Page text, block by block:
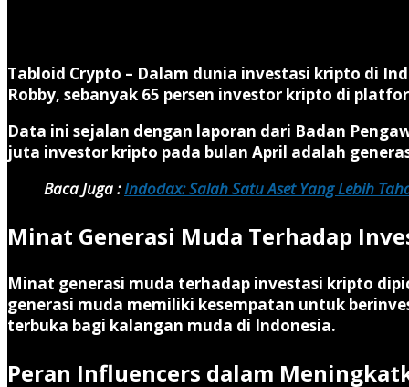
Tabloid Crypto – Dalam dunia investasi kripto di
Robby, sebanyak 65 persen investor kripto di
Data ini sejalan dengan laporan dari Badan
juta investor kripto pada bulan April adalah
Baca Juga :Indodax: Salah Satu Aset Yang Lebih
Minat Generasi Muda Terhadap
Minat generasi muda terhadap investasi kripto
generasi muda memiliki kesempatan untuk
terbuka bagi kalangan muda di Indonesia.
Peran Influencers dalam